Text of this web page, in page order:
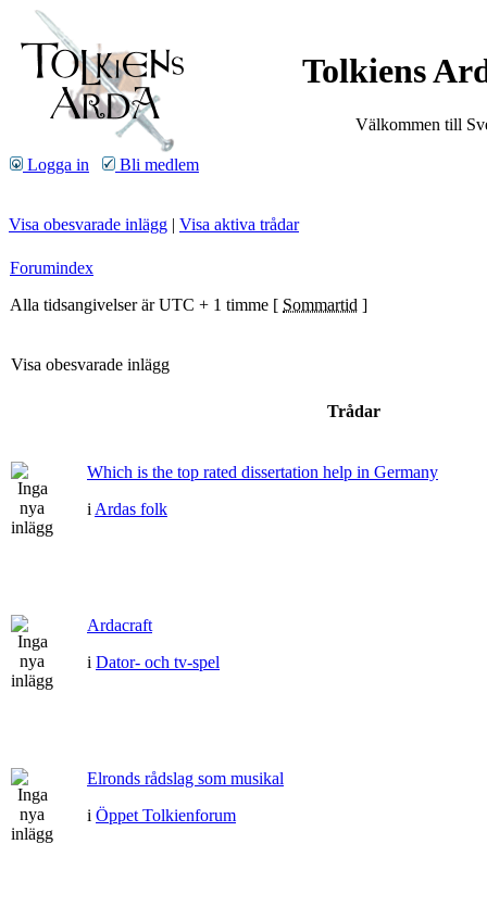
Tolkiens
Välkommen till
Logga in Bli medlem
Visa obesvarade inlägg | Visa aktiva trådar
Forumindex
Alla tidsangivelser är UTC + 1 timme [ Sommartid ]
Visa obesvarade inlägg
Trådar
Which is the top rated dissertation help in Germany
i Ardas folk
Ardacraft
i Dator- och tv-spel
Elronds rådslag som musikal
i Öppet Tolkienforum